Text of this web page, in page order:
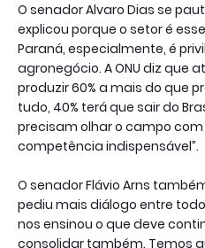
O senador Alvaro Dias se
explicou porque o setor é
Paraná, especialmente, é
agronegócio. A ONU diz que
produzir 60% a mais do que
tudo, 40% terá que sair do
precisam olhar o campo
competência indispensável”.
O senador Flávio Arns
pediu mais diálogo entre
nos ensinou o que deve
consolidar também. Temos